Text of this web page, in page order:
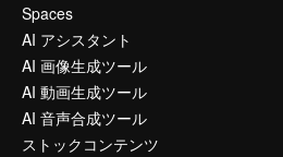
Spaces
AI アシスタント
AI 画像生成ツール
AI 動画生成ツール
AI 音声合成ツール
ストックコンテンツ